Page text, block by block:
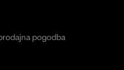
pogodba